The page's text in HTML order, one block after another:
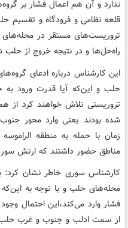
ندارد و آن هم اعمال فشار بر
قلعه نظامی و فرودگاه و تقسیم
تروریست‌های مستقر در
راه‌حل‌ها و در نتیجه خروج از حلب
این کارشناس درباره ادعای
حلب و این‌که آیا قدرت ورود به
تروریستی تلاش خواهند کرد از
شده بودند یعنی وارد محور
زمان با حمله به منطقه
مناطق حضور داشتند که ارتش سوریه
کارشناس سوری خاطر نشان کرد:
محله‌های حلب و با توجه به
فشار وارد می‌کند،‌این احتمال
از سمت ادلب و جنوب و غرب حلب